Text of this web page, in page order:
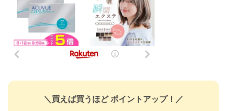
＼買えば買うほど ポイントアップ！／